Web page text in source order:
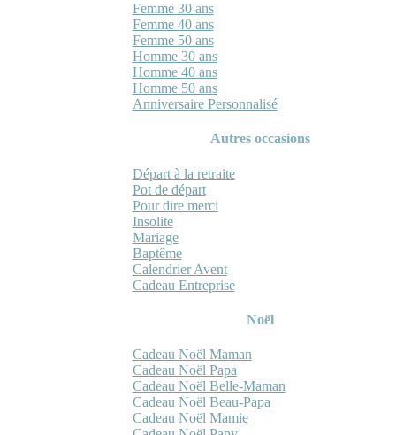
Femme 30 ans
Femme 40 ans
Femme 50 ans
Homme 30 ans
Homme 40 ans
Homme 50 ans
Anniversaire Personnalisé
Autres occasions
Départ à la retraite
Pot de départ
Pour dire merci
Insolite
Mariage
Baptême
Calendrier Avent
Cadeau Entreprise
Noël
Cadeau Noël Maman
Cadeau Noël Papa
Cadeau Noël Belle-Maman
Cadeau Noël Beau-Papa
Cadeau Noël Mamie